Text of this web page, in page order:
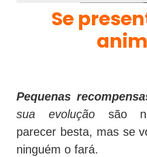
Se
Pequenas
sua evoluçãosão
parecer besta, mas se
ninguém o fará.